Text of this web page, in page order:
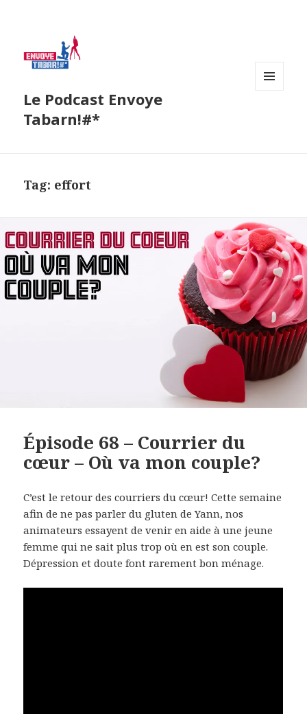
Le Podcast Envoye
Tabarn!#*
Tag: effort
Épisode 68 – Courrier du
cœur – Où va mon couple?
C’est le retour des courriers du cœur! Cette semaine
afin de ne pas parler du gluten de Yann, nos
animateurs essayent de venir en aide à une jeune
femme qui ne sait plus trop où en est son couple.
Dépression et doute font rarement bon ménage.